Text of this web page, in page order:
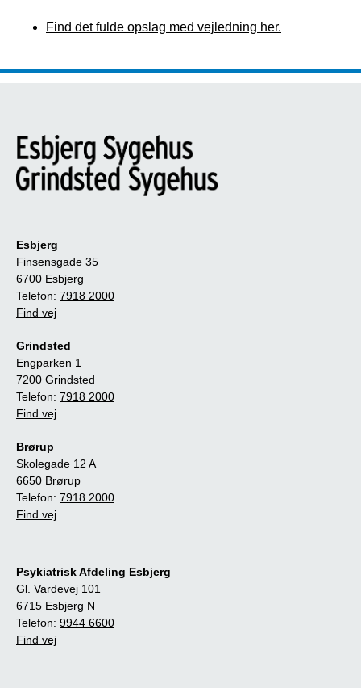
Find det fulde opslag med vejledning her.
Esbjerg
Finsensgade 35
6700 Esbjerg
Telefon: 7918 2000
Find vej
Grindsted
Engparken 1
7200 Grindsted
Telefon: 7918 2000
Find vej
Brørup
Skolegade 12 A
6650 Brørup
Telefon: 7918 2000
Find vej
Psykiatrisk Afdeling Esbjerg
Gl. Vardevej 101
6715 Esbjerg N
Telefon: 9944 6600
Find vej